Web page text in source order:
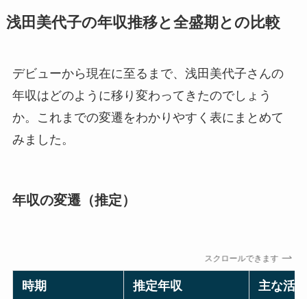
浅田美代子の年収推移と全盛期との比較
デビューから現在に至るまで、浅田美代子さんの
年収はどのように移り変わってきたのでしょう
か。これまでの変遷をわかりやすく表にまとめて
みました。
年収の変遷（推定）
スクロールできます
時期 推定年収 主な活